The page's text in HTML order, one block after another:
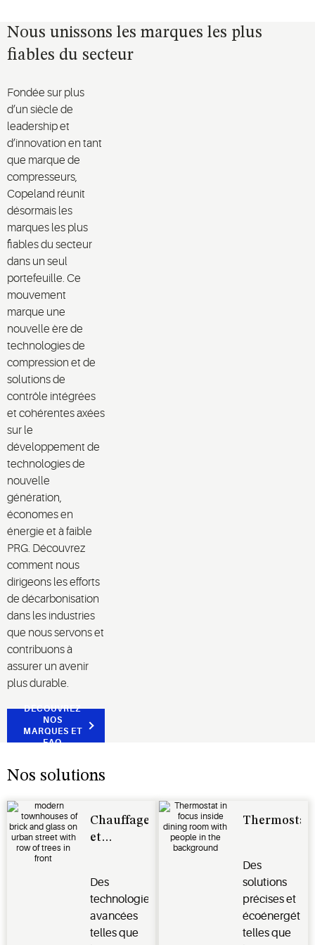
Nous unissons les marques les plus
fiables du secteur
Fondée sur plus
d’un siècle de
leadership et
d’innovation en tant
que marque de
compresseurs,
Copeland réunit
désormais les
marques les plus
fiables du secteur
dans un seul
portefeuille. Ce
mouvement
marque une
nouvelle ère de
technologies de
compression et de
solutions de
contrôle intégrées
et cohérentes axées
sur le
développement de
technologies de
nouvelle
génération,
économes en
énergie et à faible
PRG. Découvrez
comment nous
dirigeons les efforts
de décarbonisation
dans les industries
que nous servons et
contribuons à
assurer un avenir
plus durable.
DÉCOUVREZ
NOS
MARQUES ET
FAQ
Nos solutions
Chauffage
et
Des
technologies
avancées
telles que
Des
solutions
précises et
telles que